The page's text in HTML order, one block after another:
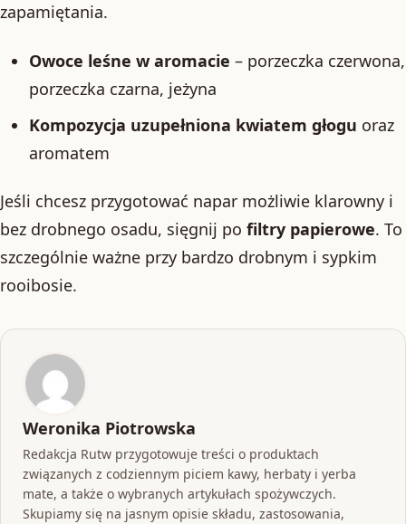
zapamiętania.
Owoce leśne w aromacie – porzeczka czerwona,
porzeczka czarna, jeżyna
Kompozycja uzupełniona kwiatem głogu oraz
aromatem
Jeśli chcesz przygotować napar możliwie klarowny i
bez drobnego osadu, sięgnij po filtry papierowe. To
szczególnie ważne przy bardzo drobnym i sypkim
rooibosie.
Weronika Piotrowska
Redakcja Rutw przygotowuje treści o produktach
związanych z codziennym piciem kawy, herbaty i yerba
mate, a także o wybranych artykułach spożywczych.
Skupiamy się na jasnym opisie składu, zastosowania,